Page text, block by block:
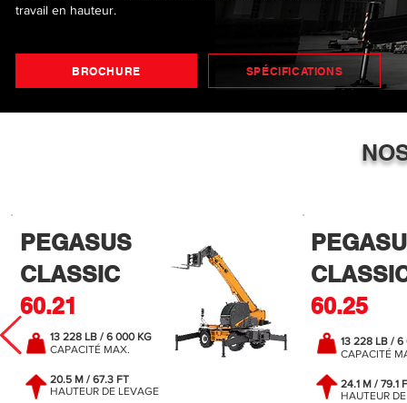
BROCHURE SPÉCIFICATIONS
travail en hauteur.
PEGASUS
CLASSIC
60.21
13 228 LB / 6 000 KG
CAPACITÉ MAX.
20.5 M / 67.3 FT
HAUTEUR DE LEVAGE
60.25
13 228 LB / 6
CAPACITÉ
24.1 M / 79.1
HAUTEUR